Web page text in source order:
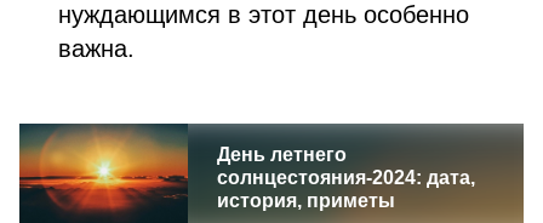
нуждающимся в этот день особенно
важна.
День летнего
солнцестояния-2024: дата,
история, приметы